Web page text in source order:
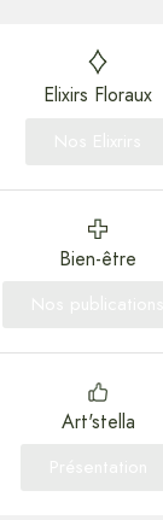
Elixirs Floraux
Bien-être
Art'stella